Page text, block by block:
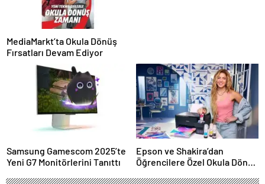
MediaMarkt’ta Okula Dönüş
Fırsatları Devam Ediyor
Samsung Gamescom 2025’te
Yeni G7 Monitörlerini Tanıttı
Epson ve Shakira’dan
Öğrencilere Özel Okula Dönüş